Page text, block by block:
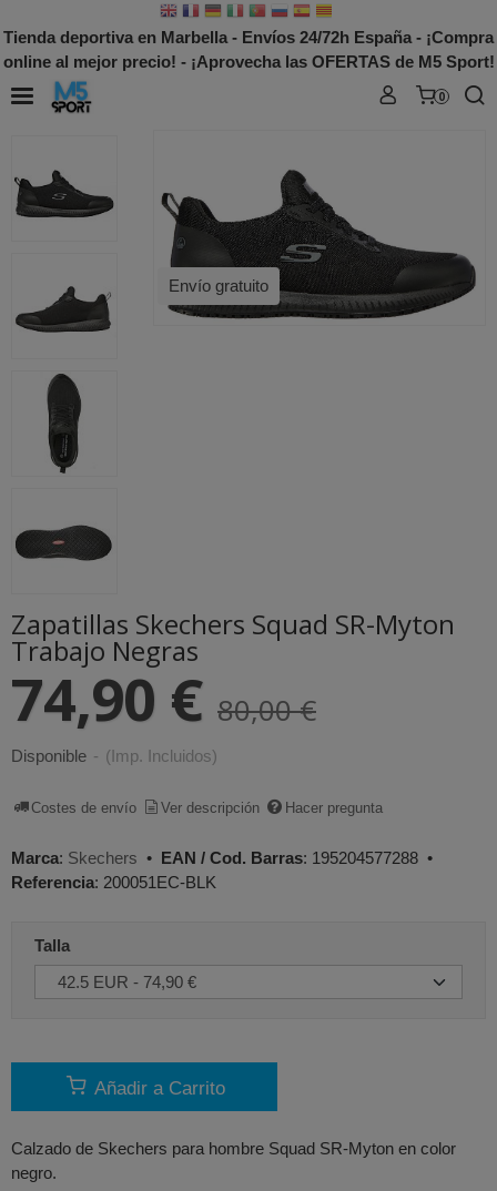
Tienda deportiva en Marbella - Envíos 24/72h España - ¡Compra
online al mejor precio! - ¡Aprovecha las OFERTAS de M5 Sport!
0
Envío gratuito
Zapatillas Skechers Squad SR-Myton
Trabajo Negras
74,90 € 80,00 €
Disponible - (Imp. Incluidos)
Costes de envío Ver descripción Hacer pregunta
Marca: Skechers • EAN / Cod. Barras: 195204577288 •
Referencia: 200051EC-BLK
Talla
Añadir a Carrito
Calzado de Skechers para hombre Squad SR-Myton en color
negro.